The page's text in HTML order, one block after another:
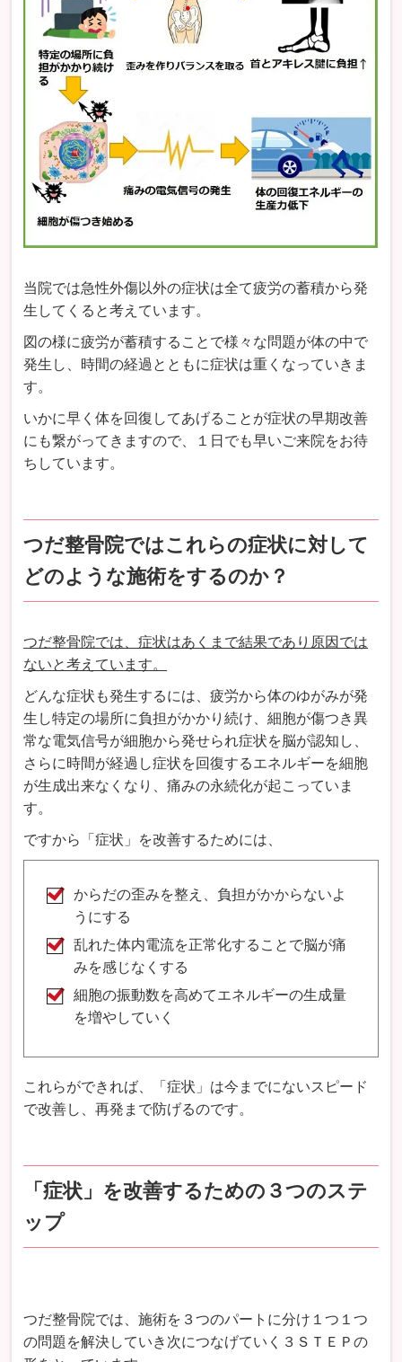
当院では急性外傷以外の症状は全て疲労の蓄積から発
生してくると考えています。
図の様に疲労が蓄積することで様々な問題が体の中で
発生し、時間の経過とともに症状は重くなっていきま
す。
いかに早く体を回復してあげることが症状の早期改善
にも繋がってきますので、１日でも早いご来院をお待
ちしています。
つだ整骨院ではこれらの症状に対して
どのような施術をするのか？
つだ整骨院では、症状はあくまで結果であり原因では
ないと考えています。
どんな症状も発生するには、疲労から体のゆがみが発
生し特定の場所に負担がかかり続け、細胞が傷つき異
常な電気信号が細胞から発せられ症状を脳が認知し、
さらに時間が経過し症状を回復するエネルギーを細胞
が生成出来なくなり、痛みの永続化が起こっていま
す。
ですから「症状」を改善するためには、
からだの歪みを整え、負担がかからないよ
うにする
乱れた体内電流を正常化することで脳が痛
みを感じなくする
細胞の振動数を高めてエネルギーの生成量
を増やしていく
これらができれば、「症状」は今までにないスピード
で改善し、再発まで防げるのです。
「症状」を改善するための３つのステ
ップ
つだ整骨院では、施術を３つのパートに分け１つ１つ
の問題を解決していき次につなげていく３ＳＴＥＰの